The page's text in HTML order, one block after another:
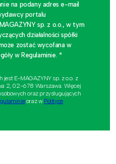
na podany adres e-mail
portalu
sp. z o.o., w tym
działalności spółki
zostać wycofana w
w Regulaminie. *
E-MAGAZYNY sp. z o.o. z
2, 02-678 Warszawa. Więcej
oraz przysługujących
oraz w Polityce